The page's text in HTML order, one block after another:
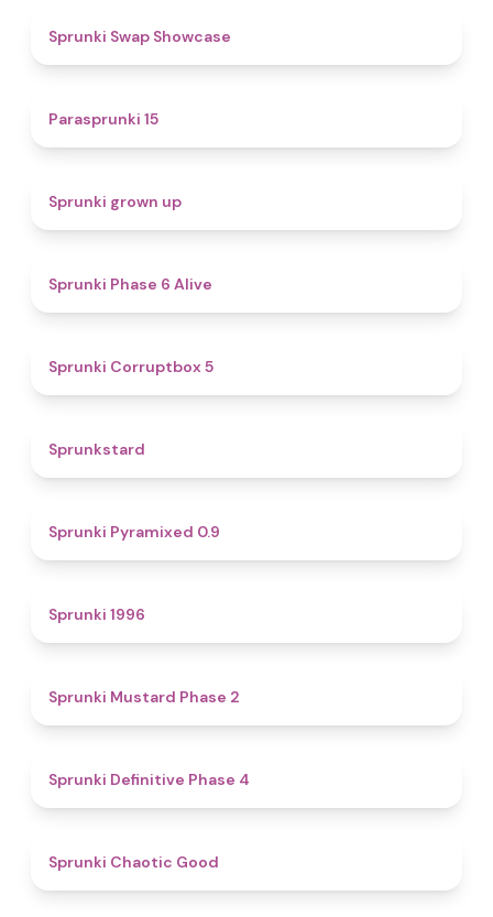
Sprunki Swap Showcase
Parasprunki 15
Sprunki grown up
Sprunki Phase 6 Alive
Sprunki Corruptbox 5
Sprunkstard
Sprunki Pyramixed 0.9
Sprunki 1996
Sprunki Mustard Phase 2
Sprunki Definitive Phase 4
Sprunki Chaotic Good